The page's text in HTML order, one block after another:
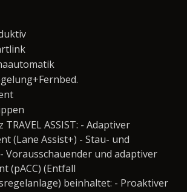
TRAVEL ASSIST: - Adaptiver
(Lane Assist+) - Stau- und
Vorausschauender und adaptiver
(pACC) (Entfall
beinhaltet: - Proaktiver